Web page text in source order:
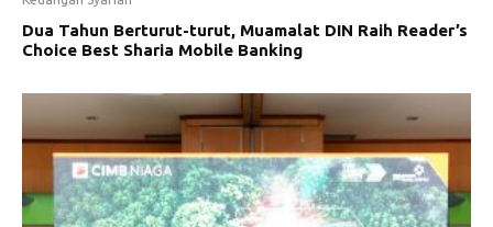
Dua Tahun Berturut-turut, Muamalat DIN Raih Reader’s
Choice Best Sharia Mobile Banking